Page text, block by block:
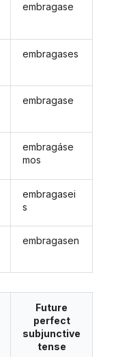
embragase
embragases
embragase
embragáse
mos
embragasei
s
embragasen
Future
perfect
subjunctive
tense